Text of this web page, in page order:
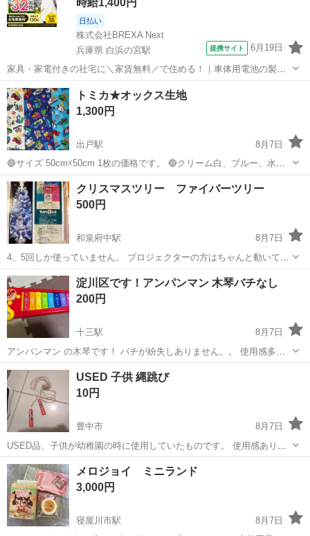
日払い
株式会社BREXA Next
兵庫県 白浜の宮駅
提携サイト 6月19日
家具・家電付きの社宅に＼家賃無料／で住める！｜車体用電池の製造
｜未経験から月収例32万円♪｜さらに【年間休日130日】！ 人気の工場
のお仕事 ◇車体用電池の製造◇ 機械の操作、部品のセッティング、検
査、清掃業務など。 ...
兵庫 姫路市 白浜の宮駅 その他
トミカ★オックス生地
1,300円
出戸駅
8月7日
🔵サイズ 50cm☓50cm 1枚の価格です。 🔵クリーム白、ブルー、水色
→縦横ランダムな柄の配置です。 🔵サイズ幅105☓50cm〜 3でも対応
可能です。 🔵オーダー製作(別途)承っております。
大阪 大阪市 出戸駅 その他
クリスマスツリー ファイバーツリー
500円
和泉府中駅
8月7日
4、5回しか使っていません。 プロジェクターの方はちゃんと動いてい
ます。ファイバーが光るかは確認していません。飾りもお付けしま
す。
大阪 和泉市 和泉府中駅 その他
淀川区です！アンパンマン 木琴バチなし
200円
十三駅
8月7日
アンパンマン の木琴です！ バチが紛失しありません。。 使用感多少
あります。 淀川区の自宅まで取りに来ていただける方よろしくお願い
します！
大阪 大阪市 十三駅 その他
USED 子供 縄跳び
10円
豊中市
8月7日
USED品、子供が幼稚園の時に使用していたものです。 使用感ありま
す 子供が使ったものですので、全体的に細かい汚れ、 傷あります。細
かいことを気にしない方でお願いします。 清掃なし、そのまま手渡し
です。 ※※悪い評...
大阪 豊中市
メロジョイ ミニランド
3,000円
寝屋川市駅
8月7日